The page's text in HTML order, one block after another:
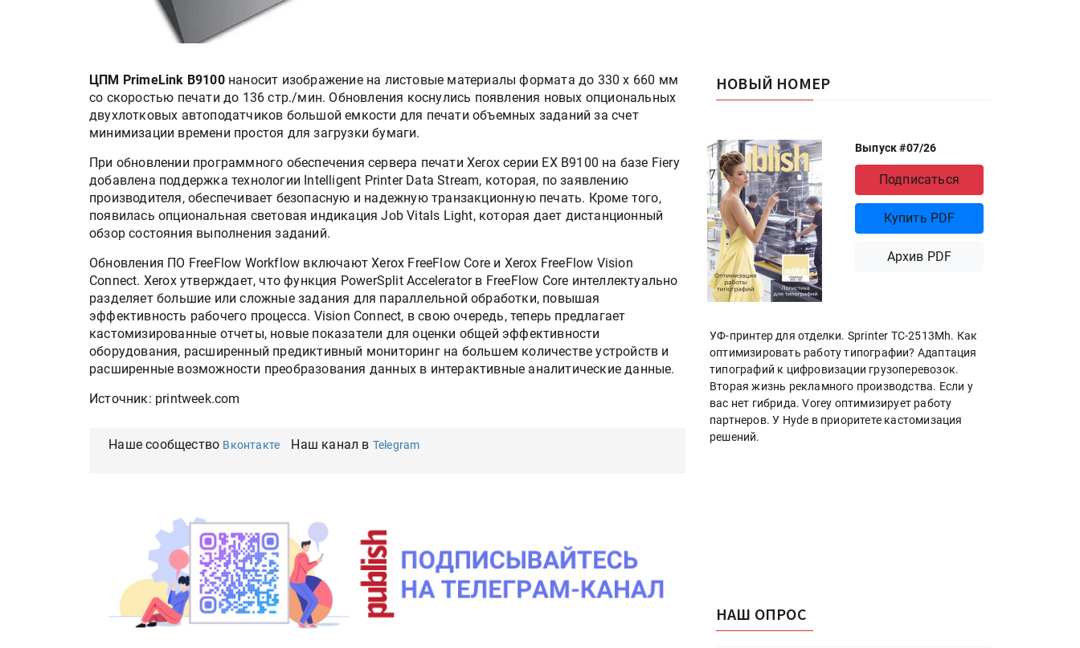
ЦПМ PrimeLink B9100наносит изображение на листовые материалы формата до 330 x 660 мм
со скоростью печати до 136 стр./мин. Обновления коснулись появления новых опциональных
двухлотковых автоподатчиков большой емкости для печати объемных заданий за счет
минимизации времени простоя для загрузки бумаги.
При обновлении программного обеспечения сервера печати Xerox серии EX B9100 на базе Fiery
добавлена поддержка технологии Intelligent Printer Data Stream, которая, по заявлению
производителя, обеспечивает безопасную и надежную транзакционную печать. Кроме того,
появилась опциональная световая индикация Job Vitals Light, которая дает дистанционный
обзор состояния выполнения заданий.
Обновления ПО FreeFlow Workflow включают Xerox FreeFlow Core и Xerox FreeFlow Vision
Connect. Xerox утверждает, что функция PowerSplit Accelerator в FreeFlow Core интеллектуально
разделяет большие или сложные задания для параллельной обработки, повышая
эффективность рабочего процесса. Vision Connect, в свою очередь, теперь предлагает
кастомизированные отчеты, новые показатели для оценки общей эффективности
оборудования, расширенный предиктивный мониторинг на большем количестве устройств и
расширенные возможности преобразования данных в интерактивные аналитические данные.
Источник: printweek.com
Наше сообщество Вконтакте Наш канал в Telegram
НОВЫЙ НОМЕР
Выпуск #07/26
Подписаться
Купить PDF
Архив PDF
УФ-принтер для отделки. Sprinter ТС-2513Mh. Как
оптимизировать работу типографии? Адаптация
типографий к цифровизации грузоперевозок.
Вторая жизнь рекламного производства. Если у
вас нет гибрида. Vorey оптимизирует работу
партнеров. У Hyde в приоритете кастомизация
решений.
НАШ ОПРОС